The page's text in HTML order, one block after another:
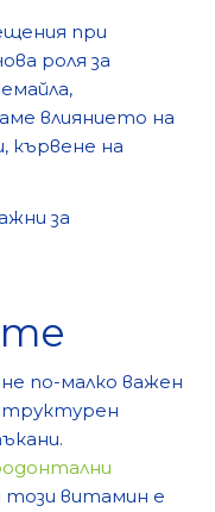
при
роля за
влиянието на
кървене на
за
по-малко важен
този витамин е